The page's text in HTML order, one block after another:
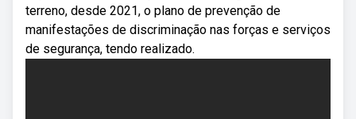
terreno, desde 2021, o plano de prevenção de
manifestaç­ões de discrimina­ção nas forças e serviços
de segurança, tendo realizado.